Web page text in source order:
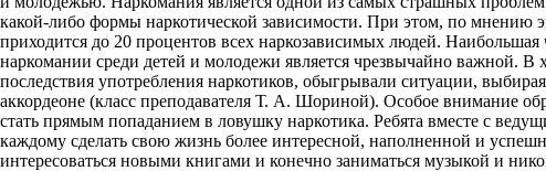
какой-либо формы наркотической зависимости. При этом, по мнению
приходится до 20 процентов всех наркозависимых людей.
наркомании среди детей и молодежи является чрезвычайно важной. В
последствия употребления наркотиков, обыгрывали ситуации,
аккордеоне (класс преподавателя Т. А. Шориной). Особое внимание
стать прямым попаданием в ловушку наркотика. Ребята вместе с
каждому сделать свою жизнь более интересной, наполненной и
интересоваться новыми книгами и конечно заниматься музыкой и